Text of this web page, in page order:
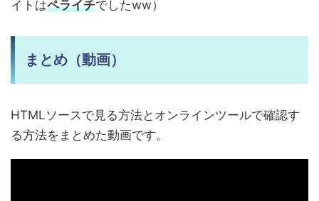
イトはペライチでしたww）
まとめ（動画）
HTMLソースで見る方法とオンラインツールで確認す
る方法をまとめた動画です。